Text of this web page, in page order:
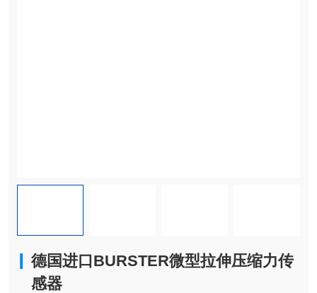
德国进口BURSTER微型拉伸压缩力传
感器